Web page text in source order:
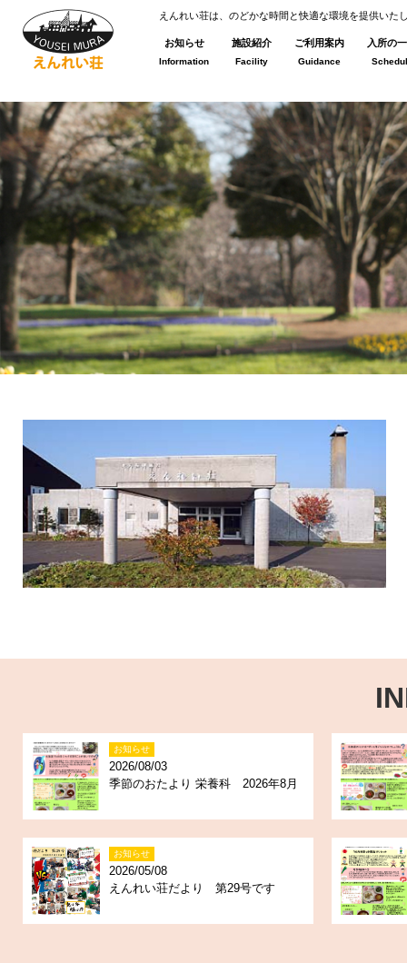
えんれい荘は、のどかな時間と快適な環境を提供いた
お知らせ
Information
施設紹介
Facility
ご利用案内
Guidance
入所の
お知らせ
2026/08/03
季節のおたより 栄養科 2026年8月
お知らせ
2026/05/08
えんれい荘だより 第29号です